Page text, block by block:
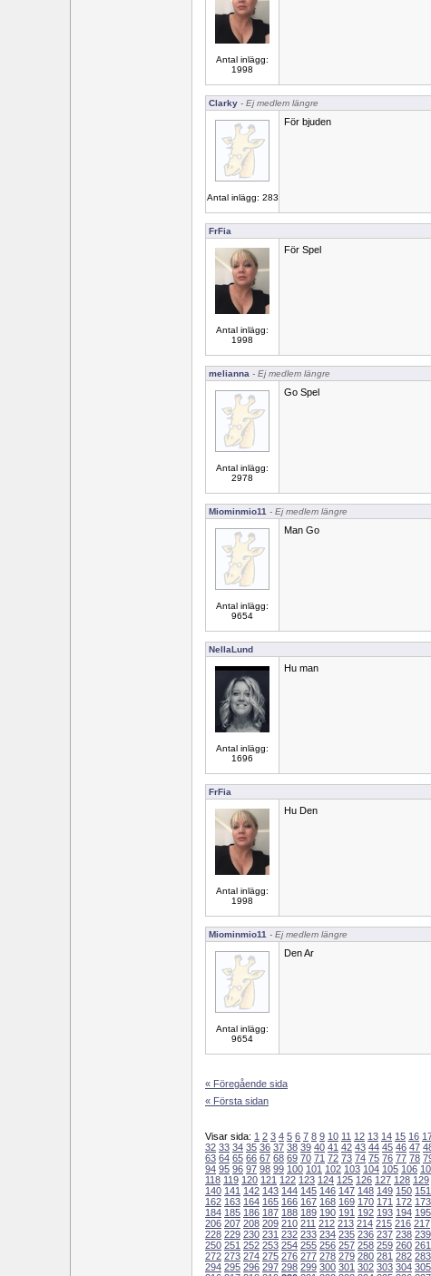
Antal inlägg:
1998
Clarky - Ej medlem längre
Antal inlägg: 283
För bjuden
FrFia
Antal inlägg:
1998
För Spel
melianna - Ej medlem längre
Antal inlägg:
2978
Go Spel
Miominmio11 - Ej medlem längre
Antal inlägg:
9654
Man Go
NellaLund
Antal inlägg:
1696
Hu man
FrFia
Antal inlägg:
1998
Hu Den
Miominmio11 - Ej medlem längre
Antal inlägg:
9654
Den Ar
« Föregående sida
« Första sidan
Visar sida: 1 2 3 4 5 6 7 8 9 10 11 12 13 14 15 16
32 33 34 35 36 37 38 39 40 41 42 43 44 45 46 47
63 64 65 66 67 68 69 70 71 72 73 74 75 76 77 78
94 95 96 97 98 99 100 101 102 103 104 105 106
118 119 120 121 122 123 124 125 126 127 128 129
140 141 142 143 144 145 146 147 148 149 150 151
162 163 164 165 166 167 168 169 170 171 172 173
184 185 186 187 188 189 190 191 192 193 194 195
206 207 208 209 210 211 212 213 214 215 216 217
228 229 230 231 232 233 234 235 236 237 238 239
250 251 252 253 254 255 256 257 258 259 260 261
272 273 274 275 276 277 278 279 280 281 282 283
294 295 296 297 298 299 300 301 302 303 304 305